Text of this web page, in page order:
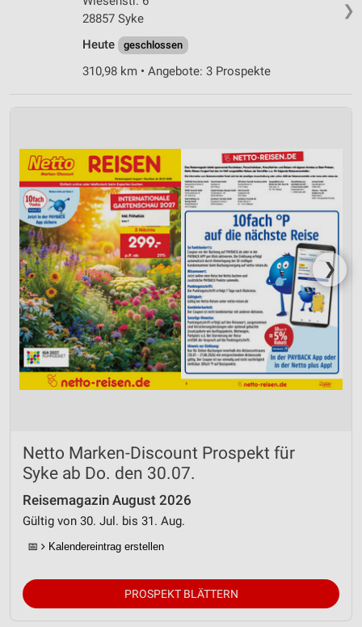
❯
28857 Syke
Heute
geschlossen
310,98 km • Angebote: 3 Prospekte
❯
Netto Marken-Discount Prospekt für
Syke ab Do. den 30.07.
Reisemagazin August 2026
Gültig von 30. Jul. bis 31. Aug.
📅 Kalendereintrag erstellen
PROSPEKT BLÄTTERN